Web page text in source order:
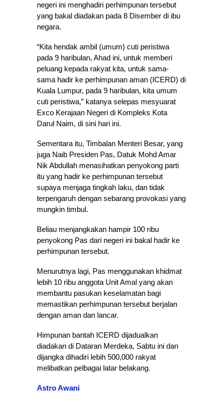
negeri ini menghadiri perhimpunan tersebut
yang bakal diadakan pada 8 Disember di ibu
negara.
“Kita hendak ambil (umum) cuti peristiwa
pada 9 haribulan, Ahad ini, untuk memberi
peluang kepada rakyat kita, untuk sama-
sama hadir ke perhimpunan aman (ICERD) di
Kuala Lumpur, pada 9 haribulan, kita umum
cuti peristiwa,” katanya selepas mesyuarat
Exco Kerajaan Negeri di Kompleks Kota
Darul Naim, di sini hari ini.
Sementara itu, Timbalan Menteri Besar, yang
juga Naib Presiden Pas, Datuk Mohd Amar
Nik Abdullah menasihatkan penyokong parti
itu yang hadir ke perhimpunan tersebut
supaya menjaga tingkah laku, dan tidak
terpengaruh dengan sebarang provokasi yang
mungkin timbul.
Beliau menjangkakan hampir 100 ribu
penyokong Pas dari negeri ini bakal hadir ke
perhimpunan tersebut.
Menurutnya lagi, Pas menggunakan khidmat
lebih 10 ribu anggota Unit Amal yang akan
membantu pasukan keselamatan bagi
memastikan perhimpunan tersebut berjalan
dengan aman dan lancar.
Himpunan bantah ICERD dijadualkan
diadakan di Dataran Merdeka, Sabtu ini dan
dijangka dihadiri lebih 500,000 rakyat
melibatkan pelbagai latar belakang.
Astro Awani